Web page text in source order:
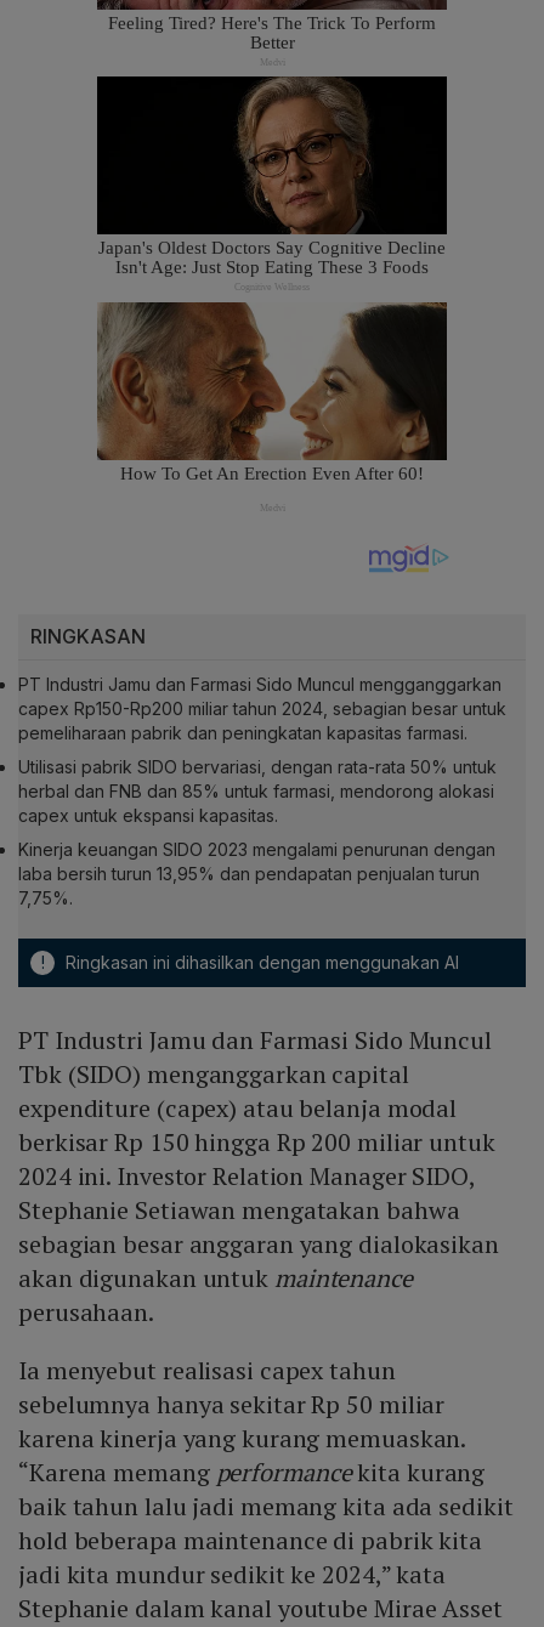
RINGKASAN
PT Industri Jamu dan Farmasi Sido Muncul mengganggarkan
capex Rp150-Rp200 miliar tahun 2024, sebagian besar untuk
pemeliharaan pabrik dan peningkatan kapasitas farmasi.
Utilisasi pabrik SIDO bervariasi, dengan rata-rata 50% untuk
herbal dan FNB dan 85% untuk farmasi, mendorong alokasi
capex untuk ekspansi kapasitas.
Kinerja keuangan SIDO 2023 mengalami penurunan dengan
laba bersih turun 13,95% dan pendapatan penjualan turun
7,75%.
! Ringkasan ini dihasilkan dengan menggunakan AI
PT Industri Jamu dan Farmasi Sido Muncul
Tbk (SIDO) menganggarkan capital
expenditure (capex) atau belanja modal
berkisar Rp 150 hingga Rp 200 miliar untuk
2024 ini. Investor Relation Manager SIDO,
Stephanie Setiawan mengatakan bahwa
sebagian besar anggaran yang dialokasikan
akan digunakan untuk maintenance
perusahaan.
Ia menyebut realisasi capex tahun
sebelumnya hanya sekitar Rp 50 miliar
karena kinerja yang kurang memuaskan.
“Karena memang performancekita kurang
baik tahun lalu jadi memang kita ada sedikit
hold beberapa maintenance di pabrik kita
jadi kita mundur sedikit ke 2024,” kata
Stephanie dalam kanal youtube Mirae Asset